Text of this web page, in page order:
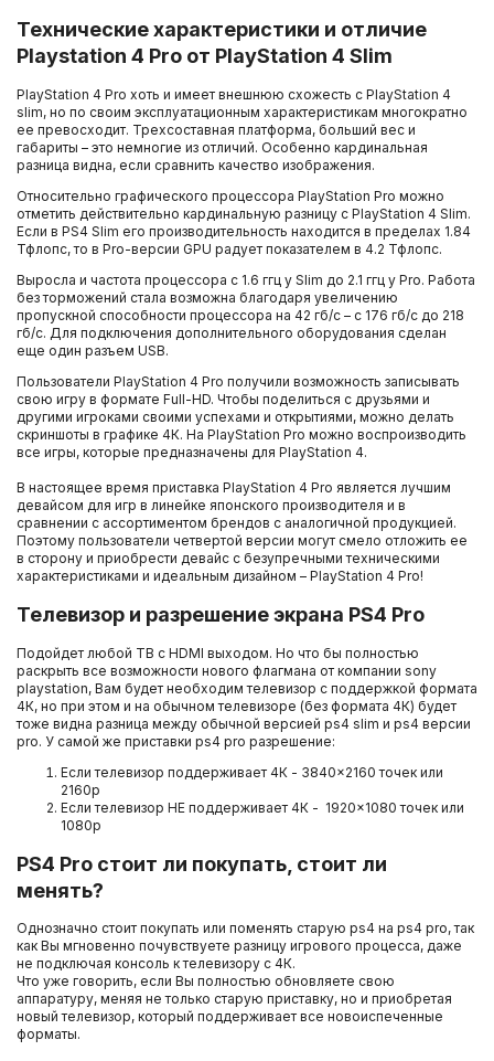
Технические характеристики и отличие
Playstation 4 Pro от PlayStation 4 Slim
PlayStation 4 Pro хоть и имеет внешнюю схожесть с PlayStation 4
slim, но по своим эксплуатационным характеристикам многократно
ее превосходит. Трехсоставная платформа, больший вес и
габариты – это немногие из отличий. Особенно кардинальная
разница видна, если сравнить качество изображения.
Относительно графического процессора PlayStation Pro можно
отметить действительно кардинальную разницу с PlayStation 4 Slim.
Если в PS4 Slim его производительность находится в пределах 1.84
Тфлопс, то в Pro-версии GPU радует показателем в 4.2 Тфлопс.
Выросла и частота процессора с 1.6 ггц у Slim до 2.1 ггц у Pro. Работа
без торможений стала возможна благодаря увеличению
пропускной способности процессора на 42 гб/с – с 176 гб/с до 218
гб/с. Для подключения дополнительного оборудования сделан
еще один разъем USB.
Пользователи PlayStation 4 Pro получили возможность записывать
свою игру в формате Full-HD. Чтобы поделиться с друзьями и
другими игроками своими успехами и открытиями, можно делать
скриншоты в графике 4К. На PlayStation Pro можно воспроизводить
все игры, которые предназначены для PlayStation 4.
В настоящее время приставка PlayStation 4 Pro является лучшим
девайсом для игр в линейке японского производителя и в
сравнении с ассортиментом брендов с аналогичной продукцией.
Поэтому пользователи четвертой версии могут смело отложить ее
в сторону и приобрести девайс с безупречными техническими
характеристиками и идеальным дизайном – PlayStation 4 Pro!
Телевизор и разрешение экрана PS4 Pro
Подойдет любой ТВ с HDMI выходом. Но что бы полностью
раскрыть все возможности нового флагмана от компании sony
playstation, Вам будет необходим телевизор с поддержкой формата
4К, но при этом и на обычном телевизоре (без формата 4К) будет
тоже видна разница между обычной версией ps4 slim и ps4 версии
pro. У самой же приставки ps4 pro разрешение:
Если телевизор поддерживает 4К - 3840×2160 точек или
2160p
Если телевизор НЕ поддерживает 4К - 1920×1080 точек или
1080p
PS4 Pro стоит ли покупать, стоит ли
менять?
Однозначно стоит покупать или поменять старую ps4 на ps4 pro, так
как Вы мгновенно почувствуете разницу игрового процесса, даже
не подключая консоль к телевизору с 4К.
Что уже говорить, если Вы полностью обновляете свою
аппаратуру, меняя не только старую приставку, но и приобретая
новый телевизор, который поддерживает все новоиспеченные
форматы.